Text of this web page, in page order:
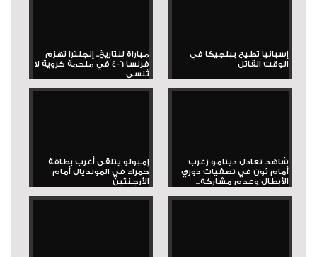
إسبانيا تطيح ببلجيكا في
الوقت القاتل
مباراة للتاريخ.. إنجلترا تهزم
فرنسا 6-4 في ملحمة كروية لا
تُنسى
شاهد تعادل دينامو زغرب
أمام ثون في تصفيات دوري
الأبطال وعدم مشاركة...
إمبولو يتلقى أغرب بطاقة
حمراء في المونديال أمام
الأرجنتين